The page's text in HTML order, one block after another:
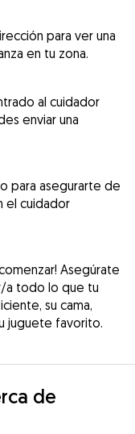
para ver una
en tu zona.
al cuidador
enviar una
para asegurarte de
el cuidador
Asegúrate
a todo lo que tu
su cama,
juguete favorito.
de